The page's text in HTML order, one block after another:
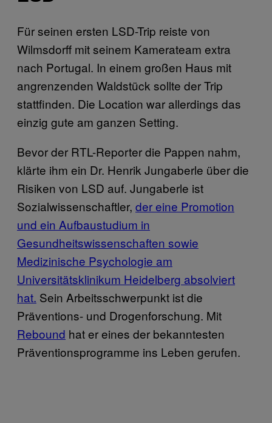
Für seinen ersten LSD-Trip reiste von
Wilmsdorff mit seinem Kamerateam extra
nach Portugal. In einem großen Haus mit
angrenzenden Waldstück sollte der Trip
stattfinden. Die Location war allerdings das
einzig gute am ganzen Setting.
Bevor der RTL-Reporter die Pappen nahm,
klärte ihm ein Dr. Henrik Jungaberle über die
Risiken von LSD auf. Jungaberle ist
Sozialwissenschaftler, der eine Promotion
und ein Aufbaustudium in
Gesundheitswissenschaften sowie
Medizinische Psychologie am
Universitätsklinikum Heidelberg absolviert
hat. Sein Arbeitsschwerpunkt ist die
Präventions- und Drogenforschung. Mit
Rebound hat er eines der bekanntesten
Präventionsprogramme ins Leben gerufen.